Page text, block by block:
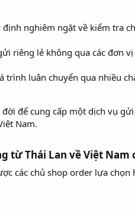
định nghiêm ngặt về kiểm tra
riêng lẻ không qua các đơn
trình luân chuyển qua nhiều
để cung cấp một dịch vụ
Nam.
Thái Lan về Việt Nam
các chủ shop order lựa